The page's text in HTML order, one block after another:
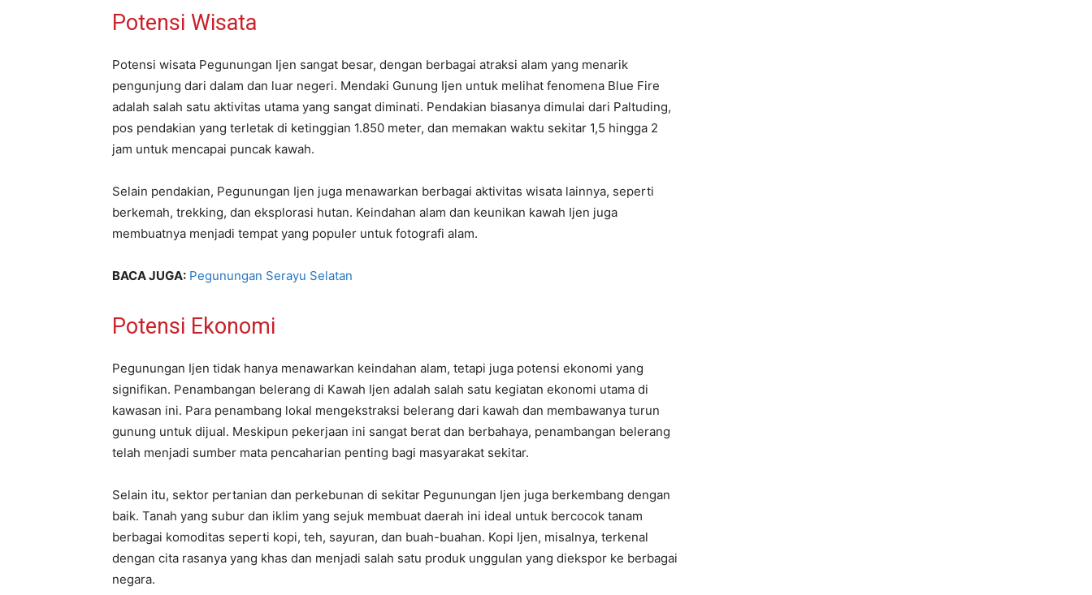
Potensi Wisata
Potensi wisata Pegunungan Ijen sangat besar, dengan berbagai atraksi alam yang menarik
pengunjung dari dalam dan luar negeri. Mendaki Gunung Ijen untuk melihat fenomena Blue Fire
adalah salah satu aktivitas utama yang sangat diminati. Pendakian biasanya dimulai dari Paltuding,
pos pendakian yang terletak di ketinggian 1.850 meter, dan memakan waktu sekitar 1,5 hingga 2
jam untuk mencapai puncak kawah.
Selain pendakian, Pegunungan Ijen juga menawarkan berbagai aktivitas wisata lainnya, seperti
berkemah, trekking, dan eksplorasi hutan. Keindahan alam dan keunikan kawah Ijen juga
membuatnya menjadi tempat yang populer untuk fotografi alam.
BACA JUGA: Pegunungan Serayu Selatan
Potensi Ekonomi
Pegunungan Ijen tidak hanya menawarkan keindahan alam, tetapi juga potensi ekonomi yang
signifikan. Penambangan belerang di Kawah Ijen adalah salah satu kegiatan ekonomi utama di
kawasan ini. Para penambang lokal mengekstraksi belerang dari kawah dan membawanya turun
gunung untuk dijual. Meskipun pekerjaan ini sangat berat dan berbahaya, penambangan belerang
telah menjadi sumber mata pencaharian penting bagi masyarakat sekitar.
Selain itu, sektor pertanian dan perkebunan di sekitar Pegunungan Ijen juga berkembang dengan
baik. Tanah yang subur dan iklim yang sejuk membuat daerah ini ideal untuk bercocok tanam
berbagai komoditas seperti kopi, teh, sayuran, dan buah-buahan. Kopi Ijen, misalnya, terkenal
dengan cita rasanya yang khas dan menjadi salah satu produk unggulan yang diekspor ke berbagai
negara.